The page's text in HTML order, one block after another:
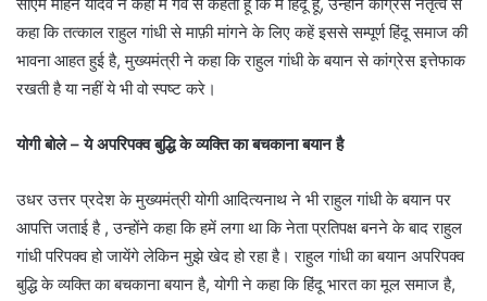
कहा कि तत्काल राहुल गांधी से माफ़ी मांगने के लिए कहें इससे सम्पूर्ण हिंदू समाज की
भावना आहत हुई है, मुख्यमंत्री ने कहा कि राहुल गांधी के बयान से कांग्रेस इत्तेफाक
रखती है या नहीं ये भी वो स्पष्ट करे।
योगी बोले – ये अपरिपक्व बुद्धि के व्यक्ति का बचकाना बयान है
उधर उत्तर प्रदेश के मुख्यमंत्री योगी आदित्यनाथ ने भी राहुल गांधी के बयान पर
आपत्ति जताई है , उन्होंने कहा कि हमें लगा था कि नेता प्रतिपक्ष बनने के बाद राहुल
गांधी परिपक्व हो जायेंगे लेकिन मुझे खेद हो रहा है। राहुल गांधी का बयान अपरिपक्व
बुद्धि के व्यक्ति का बचकाना बयान है, योगी ने कहा कि हिंदू भारत का मूल समाज है,